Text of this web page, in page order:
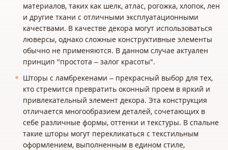
материалов, таких как шелк, атлас, рогожка, хлопок, лен
и другие ткани с отличными эксплуатационными
качествами. В качестве декора могут использоваться
люверсы, однако сложные конструктивные элементы
обычно не применяются. В данном случае актуален
принцип "простота – залог красоты".
Шторы с ламбрекенами – прекрасный выбор для тех,
кто стремится превратить оконный проем в яркий и
привлекательный элемент декора. Эта конструкция
отличается многообразием деталей, сочетающих в
себе различные формы, оттенки и текстуры. В спальне
такие шторы могут перекликаться с текстильным
оформлением, выполненным в едином стиле,